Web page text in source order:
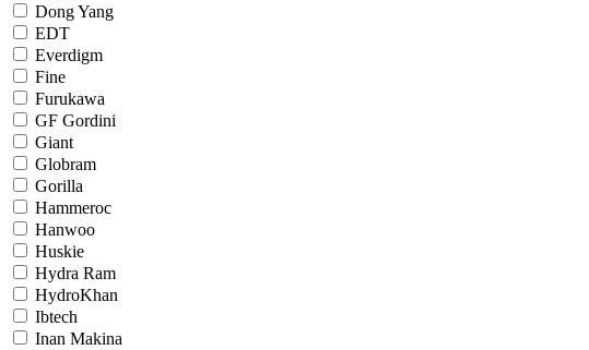
Dong Yang
EDT
Everdigm
Fine
Furukawa
GF Gordini
Giant
Globram
Gorilla
Hammeroc
Hanwoo
Huskie
Hydra Ram
HydroKhan
Ibtech
Inan Makina